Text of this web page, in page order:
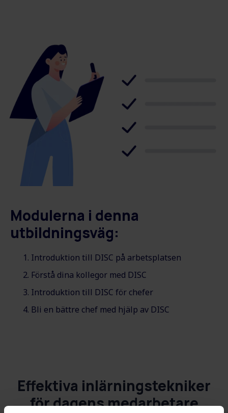
Modulerna i denna
utbildningsväg:
Introduktion till DISC på arbetsplatsen
Förstå dina kollegor med DISC
Introduktion till DISC för chefer
Bli en bättre chef med hjälp av DISC
Effektiva inlärningstekniker
för dagens medarbetare